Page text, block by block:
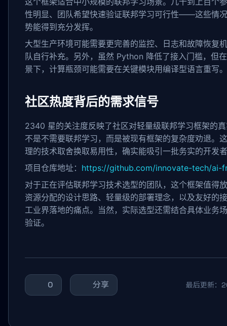
性明显、团队希望快速验证联邦学习可行性——这些情
势能得到充分发挥。
大型生产环境可能需要更完善的监控、日志和故障恢复
队自行补充。另外，虽然 Python 降低了接入门槛，但
景下，计算瓶颈可能需要在关键模块用编译型语言重写。
社区热度背后的需求信号
2340 星的关注度反映了社区对轻量级联邦学习框架的
不是不需要联邦学习，而是被现有框架的复杂度劝退。
理的技术取舍换取易用性，确实能吸引一批务实的开发
项目仓库地址： https://github.com/innovate-tech/ai-
对于正在评估联邦学习技术选型的团队，这个框架值得
资源分配的设计思路、轻量级的部署理念，以及友好的
工业界落地的痛点。当然，实际选型还需结合具体业务
验证。
0 分享 最后更新：